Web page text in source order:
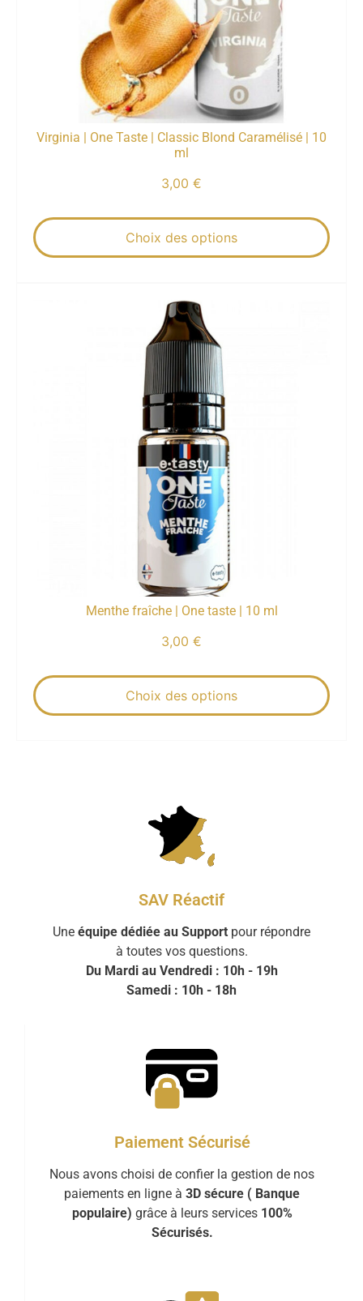
Virginia | One Taste | Classic Blond Caramélisé | 10
ml
3,00 €
Choix des options
Menthe fraîche | One taste | 10 ml
3,00 €
Choix des options
SAV Réactif
Une équipe dédiée au Support pour répondre
à toutes vos questions.
Du Mardi au Vendredi : 10h - 19h
Samedi : 10h - 18h
Paiement Sécurisé
Nous avons choisi de confier la gestion de nos
paiements en ligne à 3D sécure ( Banque
populaire) grâce à leurs services 100%
Sécurisés.